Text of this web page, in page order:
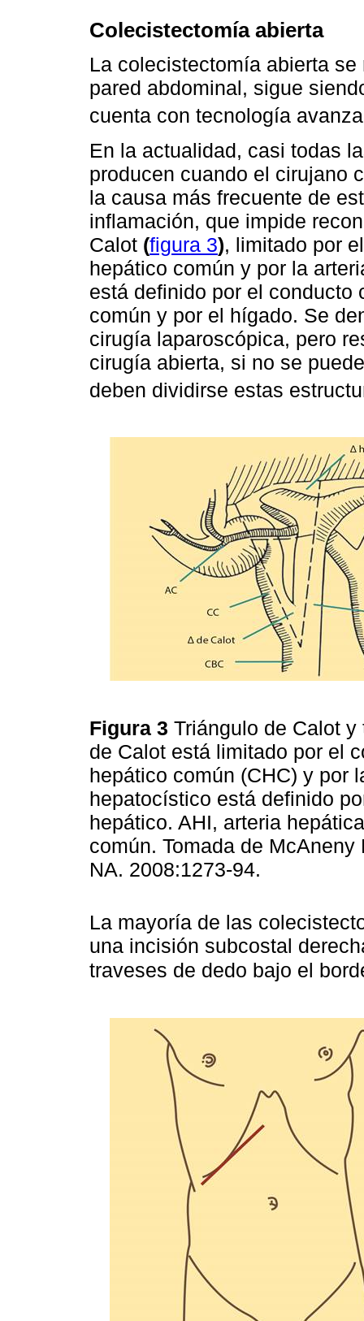
Colecistectomía abierta
La colecistectomía abierta
pared abdominal, sigue
cuenta con tecnología
En la actualidad, casi todas
producen cuando el cirujano
la causa más frecuente de
inflamación, que impide
Calot (figura 3), limitado por
hepático común y por la
está definido por el
común y por el hígado. Se
cirugía laparoscópica, pero
cirugía abierta, si no se
deben dividirse estas
Figura 3 Triángulo de Calot
de Calot está limitado por el
hepático común (CHC) y por
hepatocístico está definido
hepático. AHI, arteria
común. Tomada de
NA. 2008:1273-94.
La mayoría de las
una incisión subcostal
traveses de dedo bajo el